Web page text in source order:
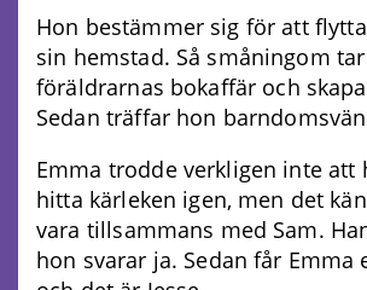
Hon bestämmer sig för att
sin hemstad. Så småningom
föräldrarnas bokaffär och
Sedan träffar hon
Emma trodde verkligen inte att
hitta kärleken igen, men det
vara tillsammans med Sam.
hon svarar ja. Sedan får Emma